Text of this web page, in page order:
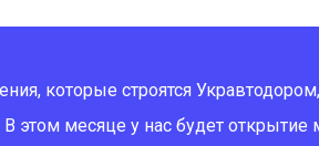
которые строятся
этом месяце у нас будет открытие